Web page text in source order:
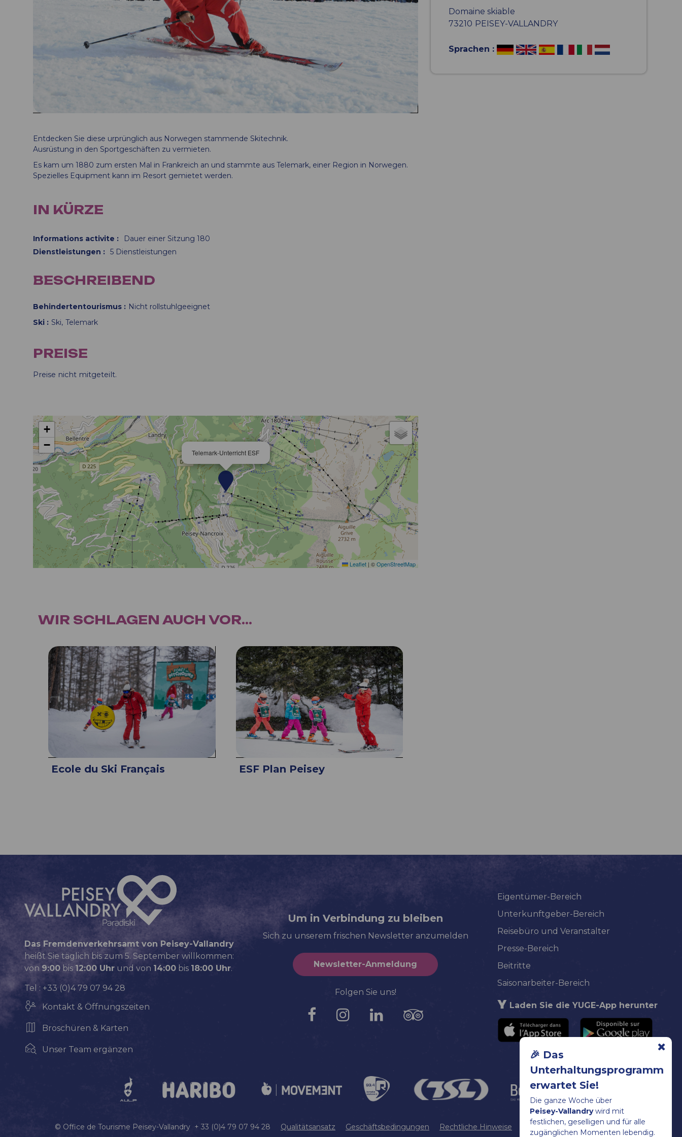
🎉 Das
Unterhaltungsprogramm
erwartet Sie!
Die ganze Woche über
Peisey-Vallandrywird mit
festlichen, geselligen und für alle
zugänglichen Momenten lebendig.
Domaine skiable
73210 PEISEY-VALLANDRY
Sprachen :
Entdecken Sie diese urprünglich aus Norwegen stammende Skitechnik.
Ausrüstung in den Sportgeschäften zu vermieten.
Es kam um 1880 zum ersten Mal in Frankreich an und stammte aus Telemark, einer Region in Norwegen.
Spezielles Equipment kann im Resort gemietet werden.
IN KÜRZE
Informations activite : Dauer einer Sitzung 180
Dienstleistungen : 5 Dienstleistungen
BESCHREIBEND
Behindertentourismus
Nicht rollstuhlgeeignet
Ski
Ski Telemark
PREISE
Preise nicht mitgeteilt.
Telemark-Unterricht ESF
+
−
Leaflet | ©OpenStreetMap
WIR SCHLAGEN AUCH VOR...
Ecole du Ski Français ESF Plan Peisey
Das Fremdenverkehrsamt von Peisey-Vallandry
heißt Sie täglich bis zum 5. September willkommen:
von 9:00 bis 12:00 Uhr und von 14:00 bis 18:00 Uhr.
Tel : +33 (0)4 79 07 94 28
Kontakt & Öffnungszeiten
Broschüren & Karten
Unser Team ergänzen
Um in Verbindung zu bleiben
Sich zu unserem frischen Newsletter anzumelden
Newsletter-Anmeldung
Folgen Sie uns!
Eigentümer-Bereich
Unterkunftgeber-Bereich
Reisebüro und Veranstalter
Presse-Bereich
Beitritte
Saisonarbeiter-Bereich
Laden Sie die YUGE-App herunter
© Office de Tourisme Peisey-Vallandry + 33 (0)4 79 07 94 28 Qualitätsansatz Geschäftsbedingungen Rechtliche Hinweise Sitemap Cookies verwalten